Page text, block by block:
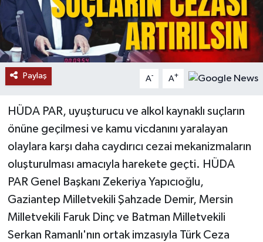
Paylaş A- A+
HÜDA PAR, uyuşturucu ve alkol kaynaklı suçların
önüne geçilmesi ve kamu vicdanını yaralayan
olaylara karşı daha caydırıcı cezai mekanizmaların
oluşturulması amacıyla harekete geçti. HÜDA
PAR Genel Başkanı Zekeriya Yapıcıoğlu,
Gaziantep Milletvekili Şahzade Demir, Mersin
Milletvekili Faruk Dinç ve Batman Milletvekili
Serkan Ramanlı'nın ortak imzasıyla Türk Ceza